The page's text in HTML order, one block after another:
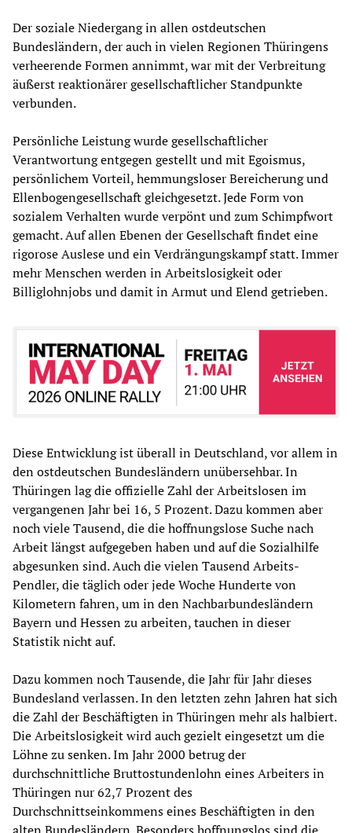
Der soziale Niedergang in allen ostdeutschen
Bundesländern, der auch in vielen Regionen Thüringens
verheerende Formen annimmt, war mit der Verbreitung
äußerst reaktionärer gesellschaftlicher Standpunkte
verbunden.
Persönliche Leistung wurde gesellschaftlicher
Verantwortung entgegen gestellt und mit Egoismus,
persönlichem Vorteil, hemmungsloser Bereicherung und
Ellenbogengesellschaft gleichgesetzt. Jede Form von
sozialem Verhalten wurde verpönt und zum Schimpfwort
gemacht. Auf allen Ebenen der Gesellschaft findet eine
rigorose Auslese und ein Verdrängungskampf statt. Immer
mehr Menschen werden in Arbeitslosigkeit oder
Billiglohnjobs und damit in Armut und Elend getrieben.
Diese Entwicklung ist überall in Deutschland, vor allem in
den ostdeutschen Bundesländern unübersehbar. In
Thüringen lag die offizielle Zahl der Arbeitslosen im
vergangenen Jahr bei 16, 5 Prozent. Dazu kommen aber
noch viele Tausend, die die hoffnungslose Suche nach
Arbeit längst aufgegeben haben und auf die Sozialhilfe
abgesunken sind. Auch die vielen Tausend Arbeits-
Pendler, die täglich oder jede Woche Hunderte von
Kilometern fahren, um in den Nachbarbundesländern
Bayern und Hessen zu arbeiten, tauchen in dieser
Statistik nicht auf.
Dazu kommen noch Tausende, die Jahr für Jahr dieses
Bundesland verlassen. In den letzten zehn Jahren hat sich
die Zahl der Beschäftigten in Thüringen mehr als halbiert.
Die Arbeitslosigkeit wird auch gezielt eingesetzt um die
Löhne zu senken. Im Jahr 2000 betrug der
durchschnittliche Bruttostundenlohn eines Arbeiters in
Thüringen nur 62,7 Prozent des
Durchschnittseinkommens eines Beschäftigten in den